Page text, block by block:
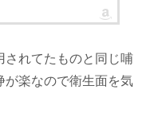
されてたものと同じ哺
が楽なので衛生面を気